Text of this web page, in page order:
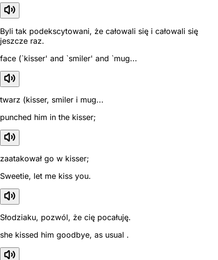
Byli tak podekscytowani, że całowali się i całowali się
jeszcze raz.
face (`kisser' and `smiler' and `mug...
twarz (kisser, smiler i mug...
punched him in the kisser;
zaatakował go w kisser;
Sweetie, let me kiss you.
Słodziaku, pozwól, że cię pocałuję.
she kissed him goodbye, as usual .